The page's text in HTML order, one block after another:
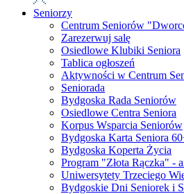
Seniorzy
Centrum Seniorów
Zarezerwuj salę
Osiedlowe Klubiki Seniora
Tablica ogłoszeń
Aktywności w Centrum
Seniorada
Bydgoska Rada Seniorów
Osiedlowe Centra Seniora
Korpus Wsparcia Seniorów
Bydgoska Karta Seniora
Bydgoska Koperta Życia
Program "Złota Rączka" -
Uniwersytety Trzeciego
Bydgoskie Dni Seniorek i